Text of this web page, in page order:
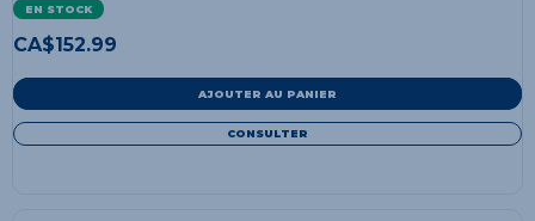
EN STOCK
CA$152.99
AJOUTER AU PANIER
CONSULTER